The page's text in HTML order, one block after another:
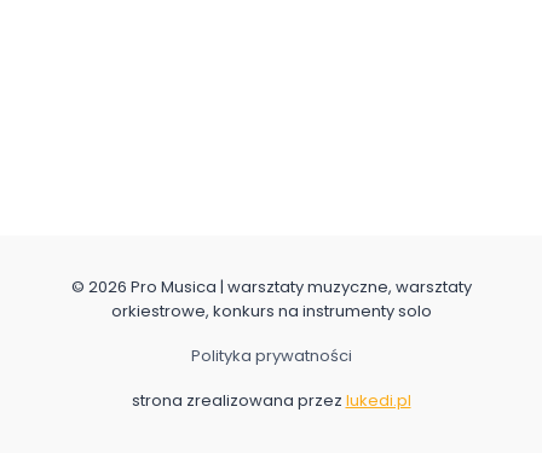
© 2026 Pro Musica | warsztaty muzyczne, warsztaty
orkiestrowe, konkurs na instrumenty solo
Polityka prywatności
strona zrealizowana przez lukedi.pl